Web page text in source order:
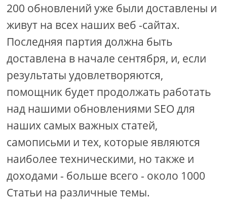
200 обновлений уже были доставлены и
живут на всех наших веб -сайтах.
Последняя партия должна быть
доставлена ​​в начале сентября, и, если
результаты удовлетворяются,
помощник будет продолжать работать
над нашими обновлениями SEO для
наших самых важных статей,
самописьми и тех, которые являются
наиболее техническими, но также и
доходами - больше всего - около 1000
Статьи на различные темы.